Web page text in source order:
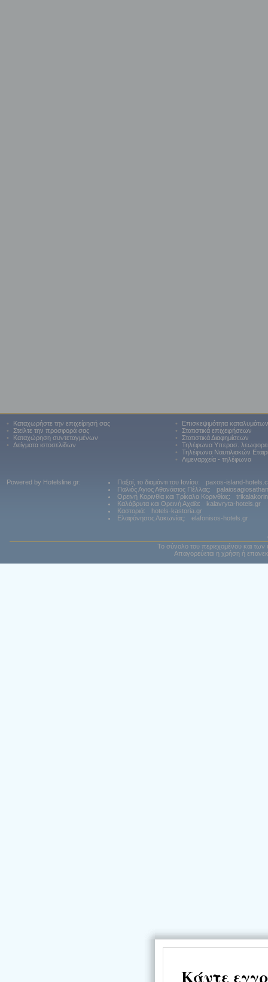
•
Καταχωρήστε την επιχείρησή σας
•
Στείλτε την προσφορά σας
•
Καταχώρηση συντεταγμένων
•
Δείγματα ιστοσελίδων
•
Επισκεψιμότητα καταλυμάτων
•
Στατιστικά επιχειρήσεων
•
Στατιστικά Διαφημίσεων
•
Τηλέφωνα Υπερασ.
•
Τηλέφωνα Ναυτιλιακών
•
Λιμεναρχεία - τηλέφωνα
Powered by Hotelsline.gr: Παξοί, το διαμάντι του Ιονίου:
paxos-island-
Παλιός Αγιος Αθανάσιος Πέλλας:
Ορεινή Κορινθία και Τρίκαλα Κορινθίας:
Καλάβρυτα και Ορεινή Αχαϊα:
kalavryta-hotels.gr
Καστοριά:
hotels-kastoria.gr
Ελαφόνησος Λακωνίας:
elafonisos-hotels.gr
Το σύνολο του περιεχομένου και των
Απαγορεύεται η χρήση ή